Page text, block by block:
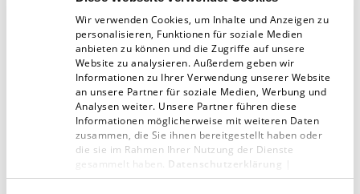
Wir verwenden Cookies, um Inhalte und Anzeigen zu
personalisieren, Funktionen für soziale Medien
anbieten zu können und die Zugriffe auf unsere
Website zu analysieren. Außerdem geben wir
Informationen zu Ihrer Verwendung unserer Website
an unsere Partner für soziale Medien, Werbung und
Analysen weiter. Unsere Partner führen diese
Informationen möglicherweise mit weiteren Daten
zusammen, die Sie ihnen bereitgestellt haben oder
die sie im Rahmen Ihrer Nutzung der Dienste
gesammelt haben. Datenschutzerklärung
Impressum
verbirgt sich warum Facebook anhand der
Nutzerinteressen glaubt, dass diese Anzeige für
den Nutzer interessant scheint. Hier können
User für sie interessante Themengebiet
angeben. Denn die Anzahl der eingeblendeten
Werbeanzeigen kann der Nutzer in Facebook
direkt nicht beeinflussen. Eine Möglichkeit sich